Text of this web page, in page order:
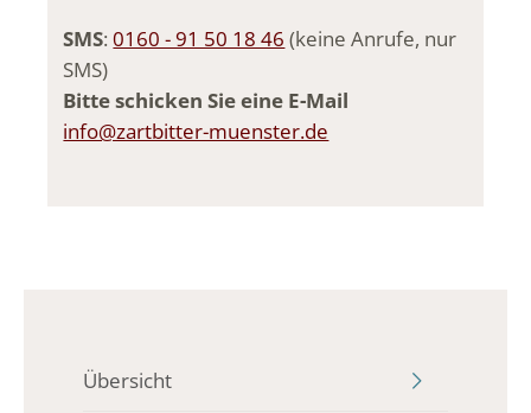
SMS:0160 - 91 50 18 46 (keine Anrufe, nur
SMS)
Bitte schicken Sie eine E-Mail
info@zartbitter-muenster.de
Übersicht